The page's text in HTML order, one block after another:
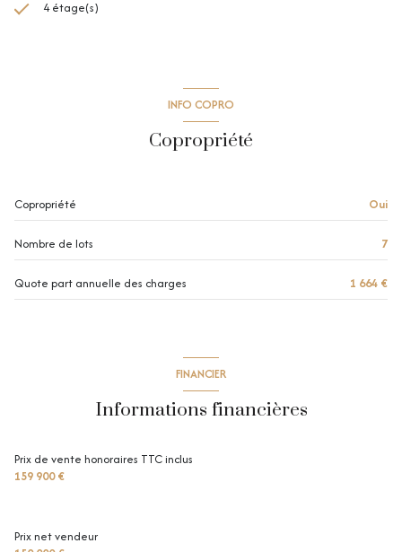
4 étage(s)
INFO COPRO
Copropriété
Copropriété Oui
Nombre de lots 7
Quote part annuelle des charges 1 664 €
FINANCIER
Informations financières
Prix de vente honoraires TTC inclus
159 900 €
Prix net vendeur